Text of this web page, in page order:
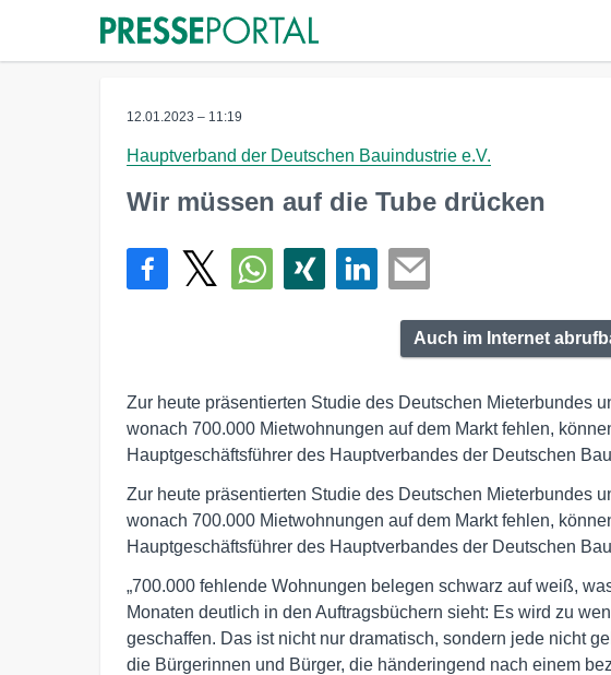
12.01.2023 – 11:19
Hauptverband der Deutschen Bauindustrie e.V.
Wir müssen auf die Tube drücken
Auch im Internet
Zur heute präsentierten Studie des Deutschen Mieterbundes
wonach 700.000 Mietwohnungen auf dem Markt fehlen,
Hauptgeschäftsführer des Hauptverbandes der Deutschen
Zur heute präsentierten Studie des Deutschen Mieterbundes
wonach 700.000 Mietwohnungen auf dem Markt fehlen,
Hauptgeschäftsführer des Hauptverbandes der Deutschen
„700.000 fehlende Wohnungen belegen schwarz auf weiß,
Monaten deutlich in den Auftragsbüchern sieht: Es wird zu
geschaffen. Das ist nicht nur dramatisch, sondern jede nicht
die Bürgerinnen und Bürger, die händeringend nach einem